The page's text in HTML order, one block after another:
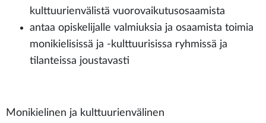
kulttuurienvälistä vuorovaikutusosaamista
antaa opiskelijalle valmiuksia ja osaamista toimia
monikielisissä ja -kulttuurisissa ryhmissä ja
tilanteissa joustavasti
Monikielinen ja kulttuurienvälinen